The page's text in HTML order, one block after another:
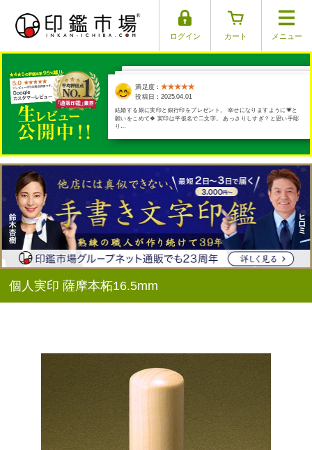
ログイン カート メニュー
満足度：
投稿日：2025.03.26
満足度：
投稿日：2025.03.30
満足度：
投稿日：2025.03.29
満足度：
投稿日：2025.04.01
結婚する娘に実印と銀行印をプレゼント。 幸せになりますように💗と
願いをこめて🍀 実印は平仮名で二文字。 あっさりしすぎ？と思い手彫
り…
満足度：
投稿日：2025.03.17
個人実印 薩摩本柘16.5mm